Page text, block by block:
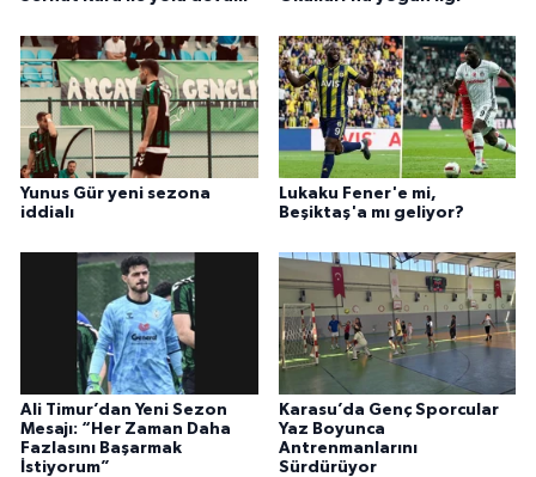
Yunus Gür yeni sezona
iddialı
Lukaku Fener'e mi,
Beşiktaş'a mı geliyor?
Ali Timur’dan Yeni Sezon
Mesajı: “Her Zaman Daha
Fazlasını Başarmak
İstiyorum”
Karasu’da Genç Sporcular
Yaz Boyunca
Antrenmanlarını
Sürdürüyor